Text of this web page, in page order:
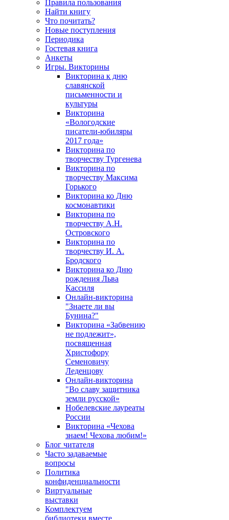
Правила пользования
Найти книгу
Что почитать?
Новые поступления
Периодика
Гостевая книга
Анкеты
Игры. Викторины
Викторина к дню
славянской
письменности и
культуры
Викторина
«Вологодские
писатели-юбиляры
2017 года»
Викторина по
творчеству Тургенева
Викторина по
творчеству Максима
Горького
Викторина ко Дню
космонавтики
Викторина по
творчеству А.Н.
Островского
Викторина по
творчеству И. А.
Бродского
Викторина ко Дню
рождения Льва
Кассиля
Онлайн-викторина
"Знаете ли вы
Бунина?"
Викторина «Забвению
не подлежит»,
посвященная
Христофору
Семеновичу
Леденцову
Онлайн-викторина
"Во славу защитника
земли русской»
Нобелевские лауреаты
России
Викторина «Чехова
знаем! Чехова любим!»
Блог читателя
Часто задаваемые
вопросы
Политика
конфиденциальности
Виртуальные
выставки
Комплектуем
библиотеки вместе